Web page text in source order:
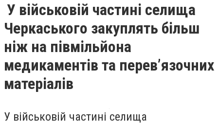
У військовій частині селища
Черкаського закуплять більш
ніж на півмільйона
медикаментів та перев’язочних
матеріалів
У військовій частині селища